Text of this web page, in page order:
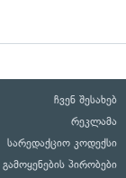
ჩვენ შესახებ
რეკლამა
სარედაქციო კოდექსი
პირობები